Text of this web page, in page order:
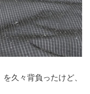
を久々背負ったけど、